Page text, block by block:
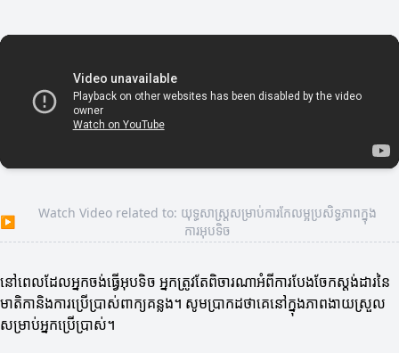
▶
Watch Video related to: យុទ្ធសាស្ត្រសម្រាប់ការកែលម្អប្រសិទ្ធភាពក្នុង
ការអុបទិច
នៅពេលដែលអ្នកចង់ធ្វើអុបទិច អ្នកត្រូវតែពិចារណាអំពីការបែងចែកស្តង់ដារនៃ
មាតិកានិងការប្រើប្រាស់ពាក្យគន្លង។ សូមប្រាកដថាគេនៅក្នុងភាពងាយស្រួល
សម្រាប់អ្នកប្រើប្រាស់។